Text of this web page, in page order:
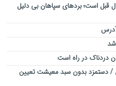
است؛ بردهای سپاهان بی دلیل
دردناک در راه است
۱۴۰۳ کارگران / دستمزد بدون سبد معیشت تعیین